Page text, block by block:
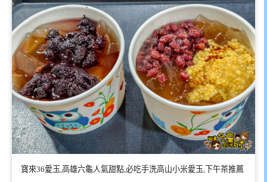
寶來36愛玉,高雄六龜人氣甜點,必吃手洗高山小米愛玉,下午茶推薦